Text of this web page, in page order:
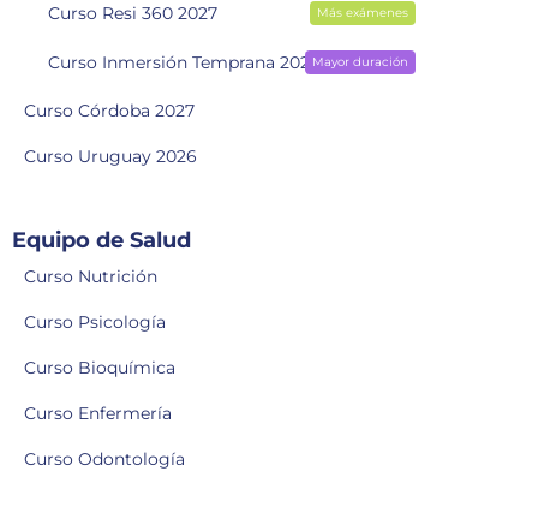
Curso Resi 360 2027 Más exámenes
Curso Inmersión Temprana 2028Mayor duración
Curso Córdoba 2027
Curso Uruguay 2026
Equipo de Salud
Curso Nutrición
Curso Psicología
Curso Bioquímica
Curso Enfermería
Curso Odontología